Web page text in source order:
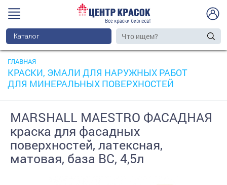
Каталог
ГЛАВНАЯ
КРАСКИ, ЭМАЛИ ДЛЯ НАРУЖНЫХ РАБОТ
ДЛЯ МИНЕРАЛЬНЫХ ПОВЕРХНОСТЕЙ
MARSHALL MAESTRO ФАСАДНАЯ
краска для фасадных
поверхностей, латексная,
матовая, база BС, 4,5л